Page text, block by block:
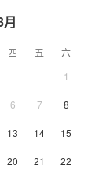
四 五
六
1
6 7 8
13 14 15
20 21 22